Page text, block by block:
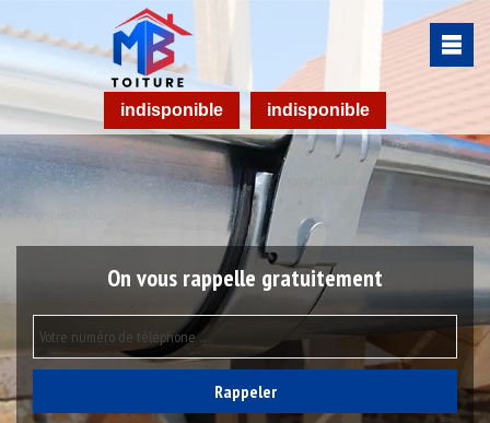
indisponible indisponible
On vous rappelle gratuitement